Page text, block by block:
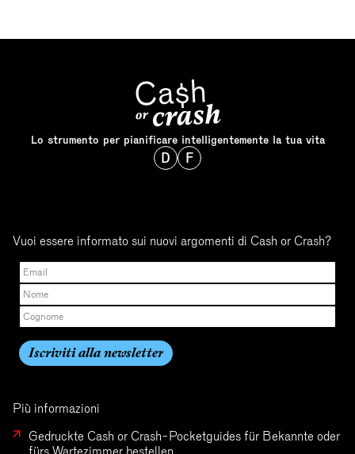
Lo strumento per pianificare intelligentemente la tua vita
D F
Vuoi essere informato sui nuovi argomenti di Cash or Crash?
Più informazioni
Gedruckte Cash or Crash-Pocketguides für Bekannte oder
fürs Wartezimmer bestellen